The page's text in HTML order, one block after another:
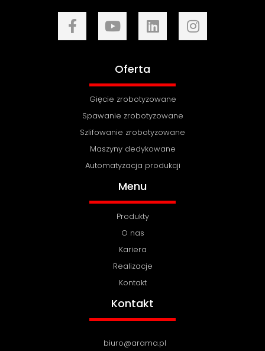
Oferta
Gięcie zrobotyzowane
Spawanie zrobotyzowane
Szlifowanie zrobotyzowane
Maszyny dedykowane
Automatyzacja produkcji
Menu
Produkty
O nas
Kariera
Realizacje
Kontakt
Kontakt
biuro@arama.pl